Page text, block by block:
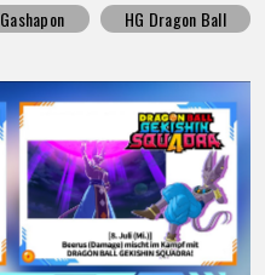
Gashapon HG Dragon Ball